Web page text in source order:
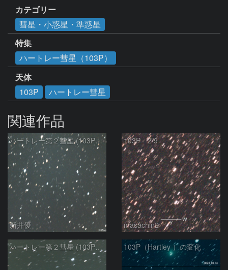
カテゴリー
彗星・小惑星・準惑星
特集
ハートレー彗星（103P）
天体
103P
ハートレー彗星
関連作品
ハートレー第２彗星 (103P)：2024/02/15
新井優
103P 2/9
masachin2
ハートレー第２彗星 (103P)：2024/01/16 103P（Hartley ）の変化